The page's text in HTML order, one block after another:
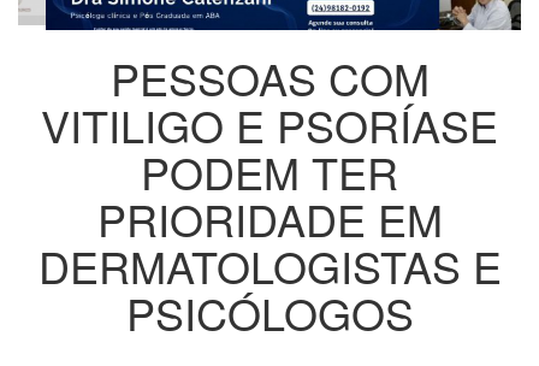
PESSOAS COM
VITILIGO E PSORÍASE
PODEM TER
PRIORIDADE EM
DERMATOLOGISTAS E
PSICÓLOGOS